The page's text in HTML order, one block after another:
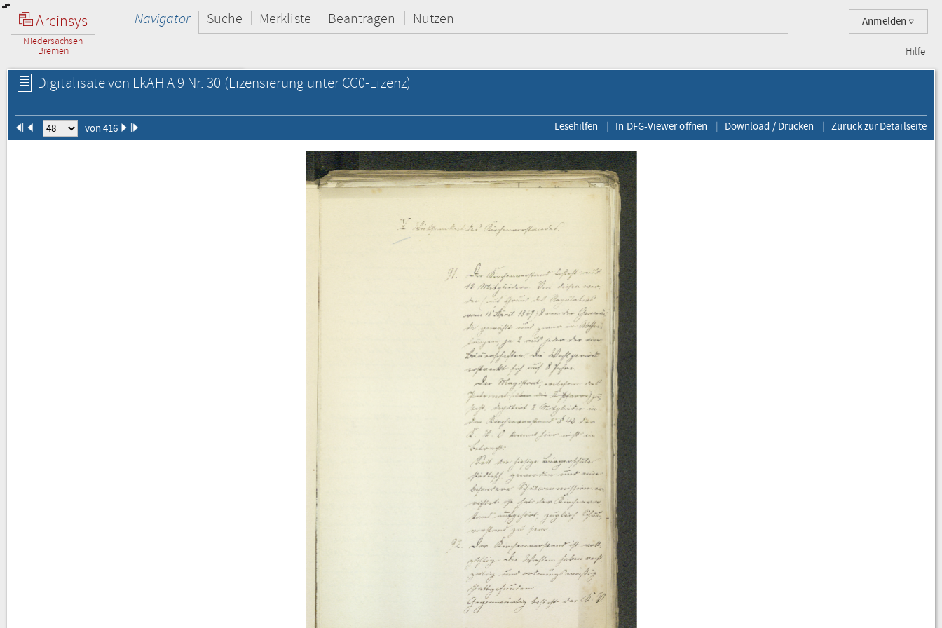
Arcinsys
Niedersachsen
Bremen
Anmelden
Navigator Suche Merkliste Beantragen Nutzen
Hilfe
Digitalisate von LkAH A 9 Nr. 30 (Lizensierung unter CC0-Lizenz)
von 416 Lesehilfen In DFG-Viewer öffnen Download / Drucken Zurück zur Detailseite